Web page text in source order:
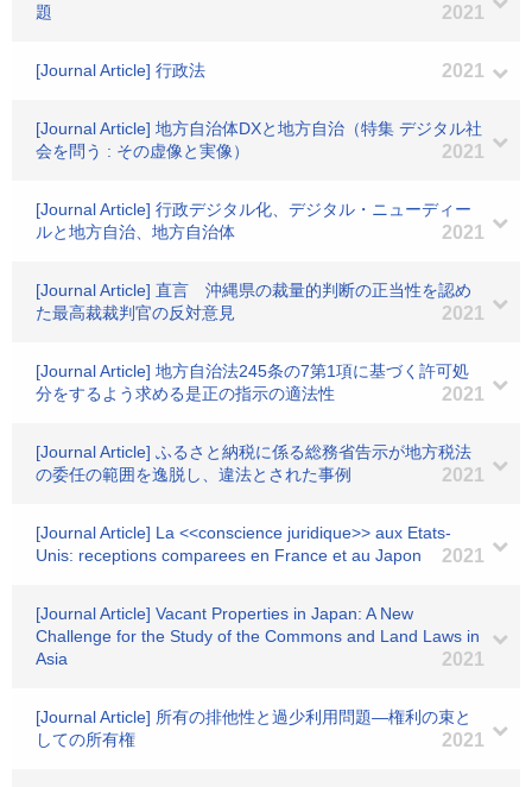
題 2021
[Journal Article] 行政法 2021
[Journal Article] 地方自治体DXと地方自治（特集 デジタル社
会を問う : その虚像と実像）
2021
[Journal Article] 行政デジタル化、デジタル・ニューディー
ルと地方自治、地方自治体
2021
[Journal Article] 直言 沖縄県の裁量的判断の正当性を認め
た最高裁裁判官の反対意見
2021
[Journal Article] 地方自治法245条の7第1項に基づく許可処
分をするよう求める是正の指示の適法性
2021
[Journal Article] ふるさと納税に係る総務省告示が地方税法
の委任の範囲を逸脱し、違法とされた事例
2021
[Journal Article] La <<conscience juridique>> aux Etats-
Unis: receptions comparees en France et au Japon
2021
[Journal Article] Vacant Properties in Japan: A New
Challenge for the Study of the Commons and Land Laws in
Asia
2021
[Journal Article] 所有の排他性と過少利用問題―権利の束と
しての所有権
2021